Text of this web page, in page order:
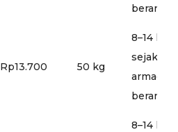
Rp13.700 50 kg
8–14 hari
sejak
armada
8–14 hari